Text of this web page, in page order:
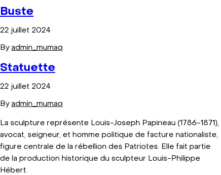
Buste
22 juillet 2024
By admin_mumaq
Statuette
22 juillet 2024
By admin_mumaq
La sculpture représente Louis-Joseph Papineau (1786-1871),
avocat, seigneur, et homme politique de facture nationaliste,
figure centrale de la rébellion des Patriotes. Elle fait partie
de la production historique du sculpteur Louis-Philippe
Hébert.